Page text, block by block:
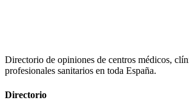
Directorio de opiniones de centros médicos,
profesionales sanitarios en toda España.
Directorio